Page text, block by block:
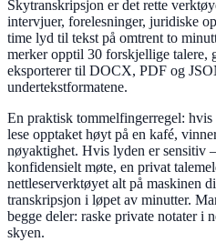
Skytranskripsjon er det rette
intervjuer, forelesninger, juridiske
time lyd til tekst på omtrent to
merker opptil 30 forskjellige talere,
eksporterer til DOCX, PDF og
undertekstformatene.
En praktisk tommelfingerregel:
lese opptaket høyt på en kafé,
nøyaktighet. Hvis lyden er sensitiv
konfidensielt møte, en privat
nettleserverktøyet alt på maskinen
transkripsjon i løpet av minutter.
begge deler: raske private notater i
skyen.